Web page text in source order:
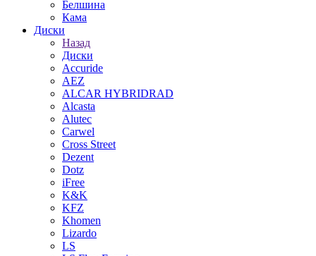
Белшина
Кама
Диски
Назад
Диски
Accuride
AEZ
ALCAR HYBRIDRAD
Alcasta
Alutec
Carwel
Cross Street
Dezent
Dotz
iFree
K&K
KFZ
Khomen
Lizardo
LS